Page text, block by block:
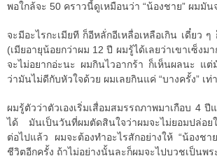
พอใกล้จะ 50 คราวนี้ดูเหมือนว่า “น้องชาย” ผมมั
จะมีอะไรกะเมียที ก็อีหลั่กอีเหลื่อเหลือเกิน เดี๋ยว ๆ
(เมียอายุน้อยกว่าผม 12 ปี ผมรู้ได้เลยว่าเขาเซ็งม
จะไม่อยากอ่ะนะ ผมกินไวอากร้า ก็เห็นผลนะ แ
ว่ามันไม่ดีกับหัวใจด้วย ผมเลยกินแค่ “บางครั้ง” เท่
ผมรู้ตัวว่าตัวเองเริ่มเสื่อมสมรรถภาพมาเกือบ 4
ได้ มันเป็นวันที่ผมตัดสินใจว่าผมจะไม่ยอมปล่อยใ
ต่อไปแล้ว ผมจะต้องทำอะไรสักอย่างให้ “น้องช
ชีวิตอีกครั้ง ถ้าไม่อย่างนั้นละก็ผมจะไปบวชเป็นพร